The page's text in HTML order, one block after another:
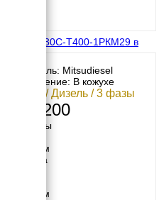
МД АД-30С-Т400-1РКМ29 в
Двигатель: Mitsudiesel
Исполнение: В кожухе
30 кВт / Дизель / 3 фазы
529 200
Размеры
2250 мм
Ширина
1250 мм